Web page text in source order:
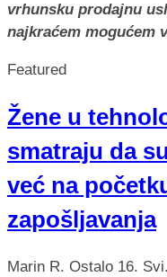
vrhunsku prodajnu
najkraćem mogućem
Featured
Žene u
smatraju da
već na
zapošljavanja
Marin R. Ostalo 16.